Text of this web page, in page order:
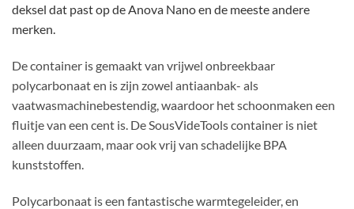
deksel dat past op de Anova Nano en de meeste andere
merken.
De container is gemaakt van vrijwel onbreekbaar
polycarbonaat en is zijn zowel antiaanbak- als
vaatwasmachinebestendig, waardoor het schoonmaken een
fluitje van een cent is. De SousVideTools container is niet
alleen duurzaam, maar ook vrij van schadelijke BPA
kunststoffen.
Polycarbonaat is een fantastische warmtegeleider, en